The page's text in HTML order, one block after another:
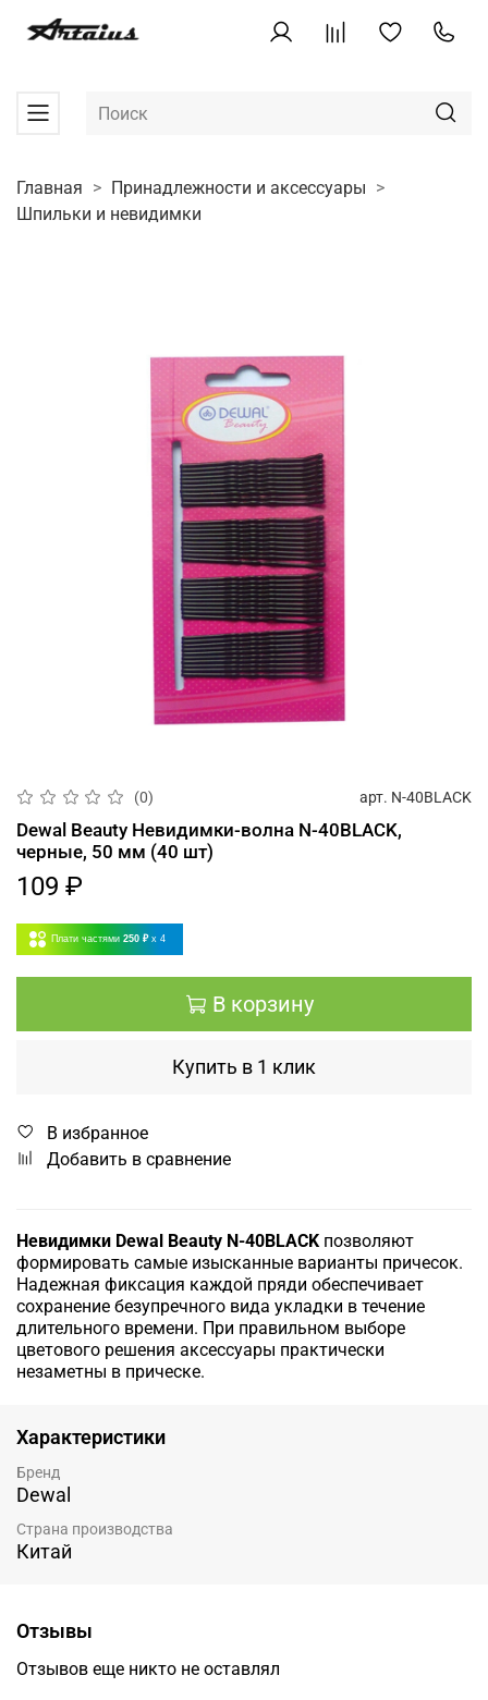
Главная
Принадлежности и аксессуары
Шпильки и невидимки
(0) арт. N-40BLACK
Dewal Beauty Невидимки-волна N-40BLACK,
черные, 50 мм (40 шт)
109 ₽
Плати частями 250 ₽ x 4
В корзину
Купить в 1 клик
В избранное
Добавить в сравнение
Невидимки Dewal Beauty N-40BLACK позволяют
формировать самые изысканные варианты причесок.
Надежная фиксация каждой пряди обеспечивает
сохранение безупречного вида укладки в течение
длительного времени. При правильном выборе
цветового решения аксессуары практически
незаметны в прическе.
Характеристики
Бренд
Dewal
Страна производства
Китай
Отзывы
Отзывов еще никто не оставлял